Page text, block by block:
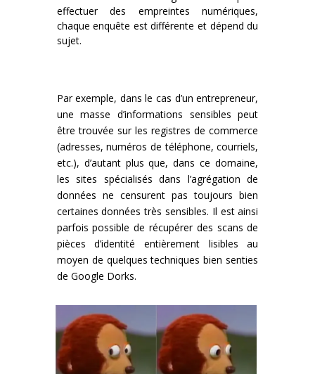
effectuer des empreintes numériques,
chaque enquête est différente et dépend du
sujet.
Par exemple, dans le cas d’un entrepreneur,
une masse d’informations sensibles peut
être trouvée sur les registres de commerce
(adresses, numéros de téléphone, courriels,
etc.), d’autant plus que, dans ce domaine,
les sites spécialisés dans l’agrégation de
données ne censurent pas toujours bien
certaines données très sensibles. Il est ainsi
parfois possible de récupérer des scans de
pièces d’identité entièrement lisibles au
moyen de quelques techniques bien senties
de Google Dorks.